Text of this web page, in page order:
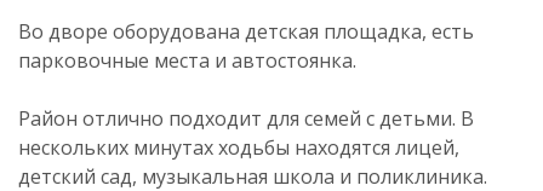
Во дворе оборудована детская площадка, есть
парковочные места и автостоянка.
Район отлично подходит для семей с детьми. В
нескольких минутах ходьбы находятся лицей,
детский сад, музыкальная школа и поликлиника.